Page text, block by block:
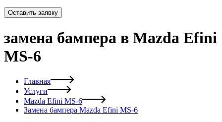
Оставить заявку
замена бампера в Mazda Efini
MS-6
Главная
Услуги
Mazda Efini MS-6
Замена бампера Mazda Efini MS-6